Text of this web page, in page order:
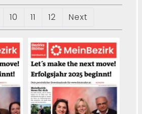
10 11 12 Next